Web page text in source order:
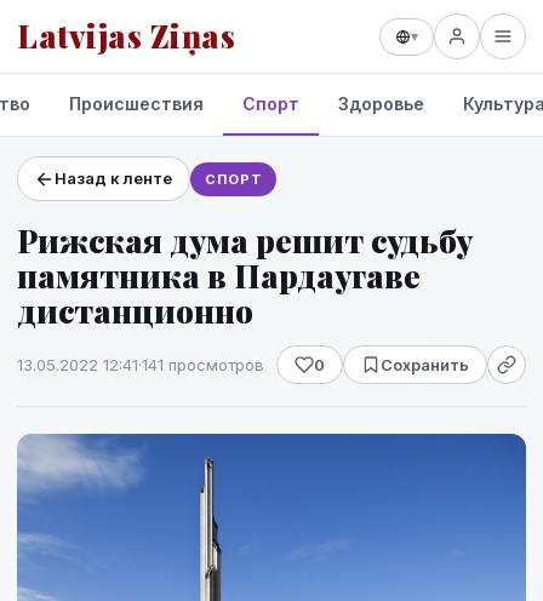
Latvijas Ziņas ▾
Проекты и сервисы
Прогноз погоды
Происшествия Спорт Здоровье
Назад к ленте СПОРТ
Рижская дума решит судьбу
памятника в Пардаугаве
дистанционно
13.05.2022 12:41·141 просмотров 0 Сохранить